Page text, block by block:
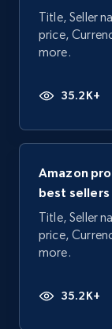
Title, Seller
price,
more.
35.2K+
Amazon
best sellers
Title, Seller
price,
more.
35.2K+